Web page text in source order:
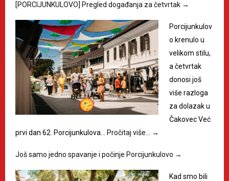
[PORCIJUNKULOVO] Pregled događanja za četvrtak →
Porcijunkulov
o krenulo u
velikom stilu,
a četvrtak
donosi još
više razloga
za dolazak u
Čakovec Već
prvi dan 62. Porcijunkulova…
Pročitaj više… →
Još samo jedno spavanje i počinje Porcijunkulovo →
Kad smo bili